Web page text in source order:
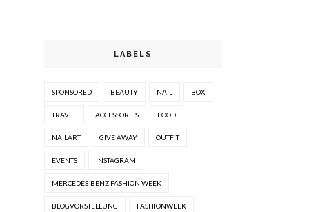
LABELS
SPONSORED BEAUTY NAIL BOX
TRAVEL ACCESSORIES FOOD
NAILART GIVE AWAY OUTFIT
EVENTS INSTAGRAM
MERCEDES-BENZ FASHION WEEK
BLOGVORSTELLUNG FASHIONWEEK